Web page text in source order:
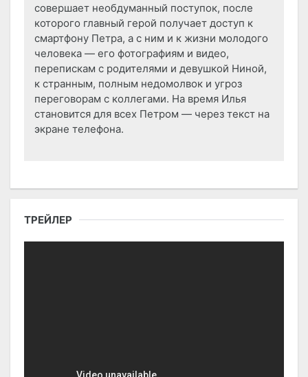
совершает необдуманный поступок, после
которого главный герой получает доступ к
смартфону Петра, а с ним и к жизни молодого
человека — его фотографиям и видео,
перепискам с родителями и девушкой Ниной,
к странным, полным недомолвок и угроз
переговорам с коллегами. На время Илья
становится для всех Петром — через текст на
экране телефона.
ТРЕЙЛЕР